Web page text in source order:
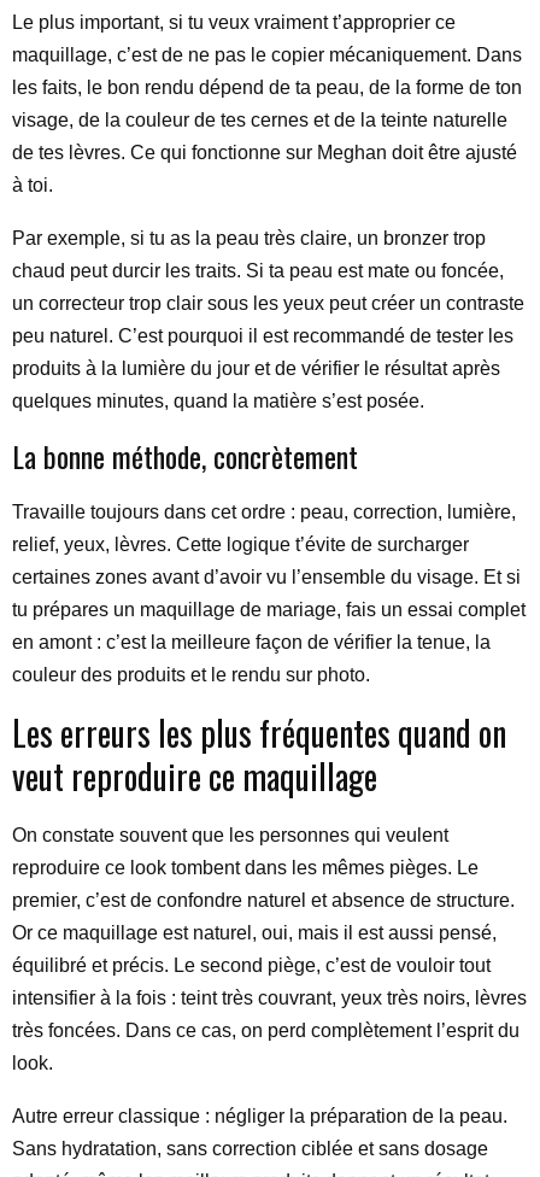
Le plus important, si tu veux vraiment t’approprier ce
maquillage, c’est de ne pas le copier mécaniquement. Dans
les faits, le bon rendu dépend de ta peau, de la forme de ton
visage, de la couleur de tes cernes et de la teinte naturelle
de tes lèvres. Ce qui fonctionne sur Meghan doit être ajusté
à toi.
Par exemple, si tu as la peau très claire, un bronzer trop
chaud peut durcir les traits. Si ta peau est mate ou foncée,
un correcteur trop clair sous les yeux peut créer un contraste
peu naturel. C’est pourquoi il est recommandé de tester les
produits à la lumière du jour et de vérifier le résultat après
quelques minutes, quand la matière s’est posée.
La bonne méthode, concrètement
Travaille toujours dans cet ordre : peau, correction, lumière,
relief, yeux, lèvres. Cette logique t’évite de surcharger
certaines zones avant d’avoir vu l’ensemble du visage. Et si
tu prépares un maquillage de mariage, fais un essai complet
en amont : c’est la meilleure façon de vérifier la tenue, la
couleur des produits et le rendu sur photo.
Les erreurs les plus fréquentes quand on
veut reproduire ce maquillage
On constate souvent que les personnes qui veulent
reproduire ce look tombent dans les mêmes pièges. Le
premier, c’est de confondre naturel et absence de structure.
Or ce maquillage est naturel, oui, mais il est aussi pensé,
équilibré et précis. Le second piège, c’est de vouloir tout
intensifier à la fois : teint très couvrant, yeux très noirs, lèvres
très foncées. Dans ce cas, on perd complètement l’esprit du
look.
Autre erreur classique : négliger la préparation de la peau.
Sans hydratation, sans correction ciblée et sans dosage